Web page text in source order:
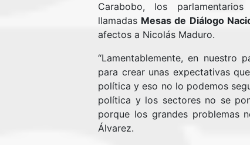
Carabobo, los
llamadas Mesas de Diálogo
afectos a Nicolás Maduro.
“Lamentablemente, en
para crear unas expectativas
política y eso no lo podemos
política y los sectores no se
porque los grandes problemas
Álvarez.